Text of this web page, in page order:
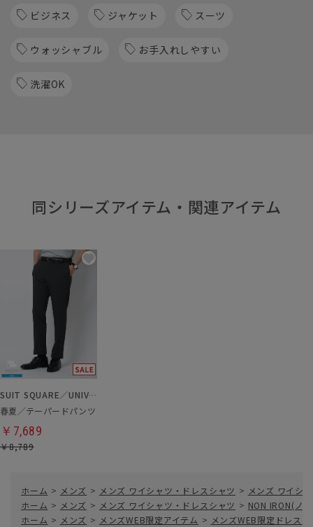
ビジネス ジャケット スーツ
ウォッシャブル お手入れしやすい
洗濯OK
同シリーズアイテム・関連アイテム
SUIT SQUARE／UNIVERSAL LANGUAGE
春夏／テーパードパンツ
￥7,689
￥8,789
ホーム > メンズ > メンズ ワイシャツ・ドレスシャツ > メンズ ワイシ
ホーム > メンズ > メンズ ワイシャツ・ドレスシャツ > NON IRON(ノ
ホーム > メンズ > メンズWEB限定アイテム > メンズWEB限定ドレス